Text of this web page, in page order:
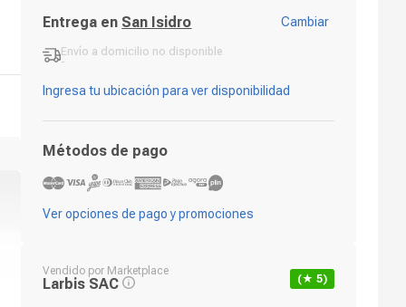
Entrega en San Isidro Cambiar
Envío a domicilio no disponible
-
Ingresa tu ubicación para ver disponibilidad
Métodos de pago
Ver opciones de pago y promociones
Vendido por Marketplace
Larbis SAC (★ 5)